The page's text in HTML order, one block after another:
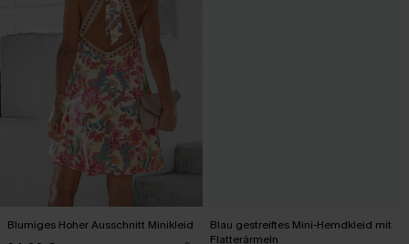
Blumiges Hoher Ausschnitt Minikleid
Blau gestreiftes Mini-Hemdkleid mit
Flatterärmeln